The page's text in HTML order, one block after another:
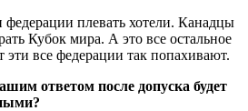
плевать хотели. Канадцы
Кубок мира. А это все остальное
эти все федерации так попахивают.
ответом после допуска будет